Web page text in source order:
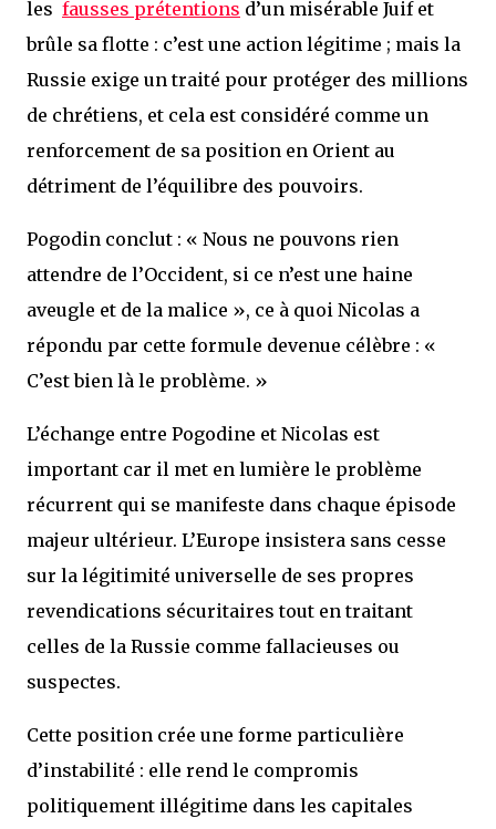
les fausses prétentions d’un misérable Juif et
brûle sa flotte : c’est une action légitime ; mais la
Russie exige un traité pour protéger des millions
de chrétiens, et cela est considéré comme un
renforcement de sa position en Orient au
détriment de l’équilibre des pouvoirs.
Pogodin conclut : « Nous ne pouvons rien
attendre de l’Occident, si ce n’est une haine
aveugle et de la malice », ce à quoi Nicolas a
répondu par cette formule devenue célèbre : «
C’est bien là le problème. »
L’échange entre Pogodine et Nicolas est
important car il met en lumière le problème
récurrent qui se manifeste dans chaque épisode
majeur ultérieur. L’Europe insistera sans cesse
sur la légitimité universelle de ses propres
revendications sécuritaires tout en traitant
celles de la Russie comme fallacieuses ou
suspectes.
Cette position crée une forme particulière
d’instabilité : elle rend le compromis
politiquement illégitime dans les capitales